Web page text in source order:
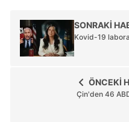
SONRAKİ
Kovid-19
ÖNCEKİ
Çin'den 46